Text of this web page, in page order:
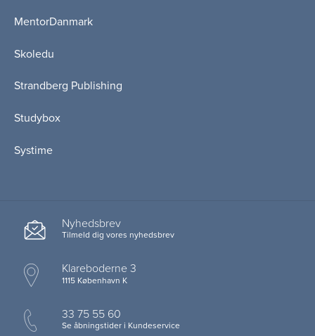
MentorDanmark
Skoledu
Strandberg Publishing
Studybox
Systime
Nyhedsbrev
Tilmeld dig vores nyhedsbrev
Klareboderne 3
1115 København K
33 75 55 60
Se åbningstider i Kundeservice